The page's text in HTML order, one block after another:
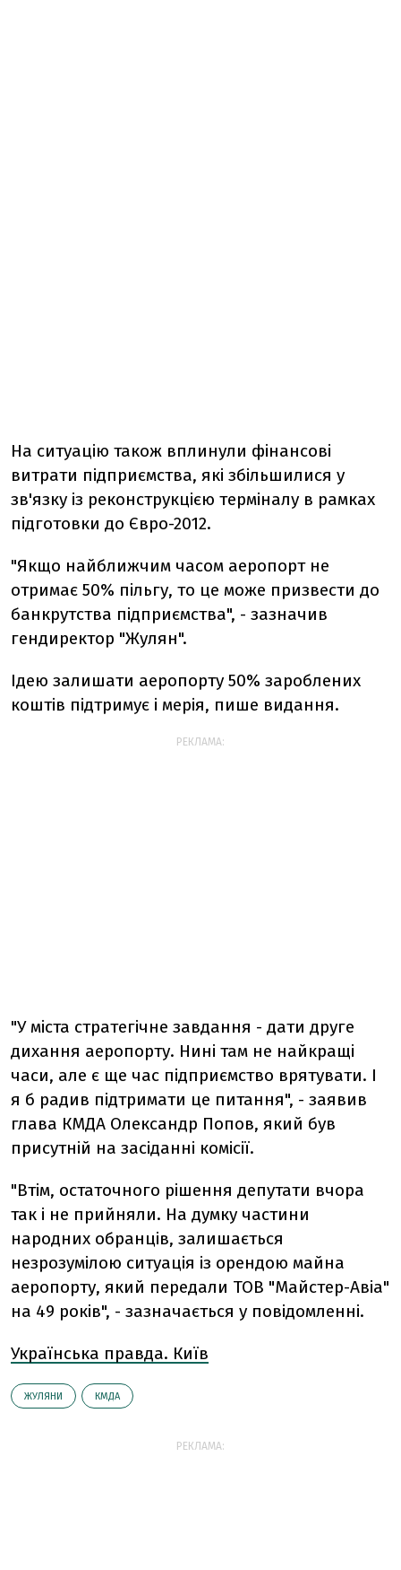
На ситуацію також вплинули фінансові
витрати підприємства, які збільшилися у
зв'язку із реконструкцією терміналу в рамках
підготовки до Євро-2012.
"Якщо найближчим часом аеропорт не
отримає 50% пільгу, то це може призвести до
банкрутства підприємства", - зазначив
гендиректор "Жулян".
Ідею залишати аеропорту 50% зароблених
коштів підтримує і мерія, пише видання.
РЕКЛАМА:
"У міста стратегічне завдання - дати друге
дихання аеропорту. Нині там не найкращі
часи, але є ще час підприємство врятувати. І
я б радив підтримати це питання", - заявив
глава КМДА Олександр Попов, який був
присутній на засіданні комісії.
"Втім, остаточного рішення депутати вчора
так і не прийняли. На думку частини
народних обранців, залишається
незрозумілою ситуація із орендою майна
аеропорту, який передали ТОВ "Майстер-Авіа"
на 49 років", - зазначається у повідомленні.
Українська правда. Київ
ЖУЛЯНИ КМДА
РЕКЛАМА: